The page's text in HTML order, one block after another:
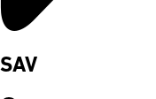
SAV